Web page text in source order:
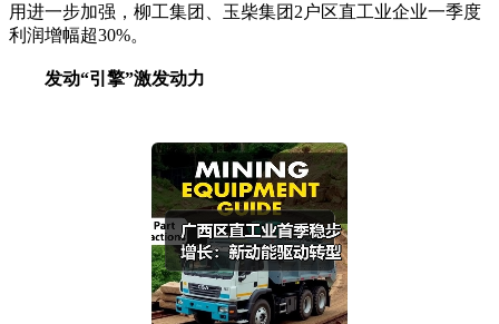
用进一步加强，柳工集团、玉柴集团2户区直工业企业一季度
利润增幅超30%。
发动“引擎”激发动力